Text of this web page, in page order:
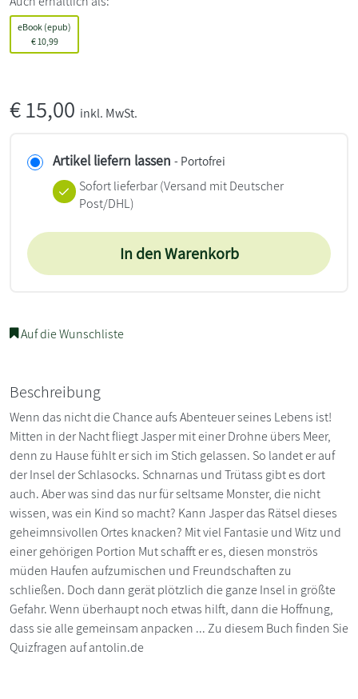
eBook (epub)
€10,99
€15,00 inkl. MwSt.
Artikel liefern lassen - Portofrei
Sofort lieferbar(Versand mit Deutscher
Post/DHL)
In den Warenkorb
Auf die Wunschliste
Beschreibung
Wenn das nicht die Chance aufs Abenteuer seines Lebens ist!
Mitten in der Nacht fliegt Jasper mit einer Drohne übers Meer,
denn zu Hause fühlt er sich im Stich gelassen. So landet er auf
der Insel der Schlasocks. Schnarnas und Trütass gibt es dort
auch. Aber was sind das nur für seltsame Monster, die nicht
wissen, was ein Kind so macht? Kann Jasper das Rätsel dieses
geheimnsivollen Ortes knacken? Mit viel Fantasie und Witz und
einer gehörigen Portion Mut schafft er es, diesen monströs
müden Haufen aufzumischen und Freundschaften zu
schließen. Doch dann gerät plötzlich die ganze Insel in größte
Gefahr. Wenn überhaupt noch etwas hilft, dann die Hoffnung,
dass sie alle gemeinsam anpacken ... Zu diesem Buch finden Sie
Quizfragen auf antolin.de